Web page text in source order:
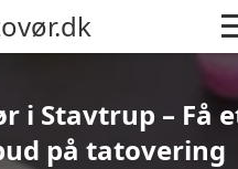
i Stavtrup – Få
på tatovering